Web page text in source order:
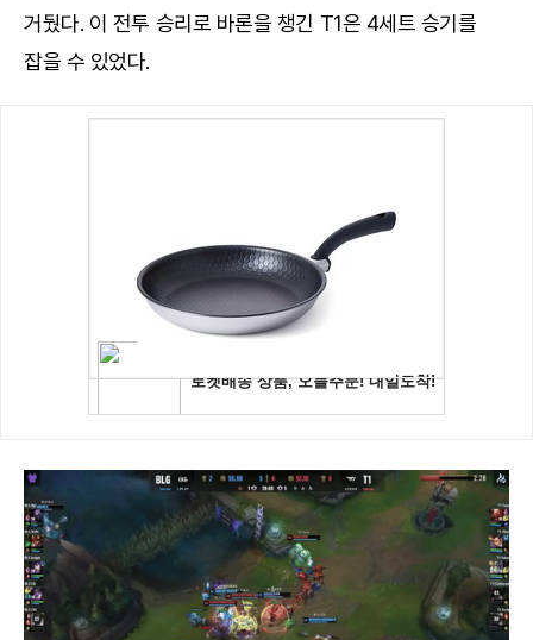
거뒀다. 이 전투 승리로 바론을 챙긴 T1은 4세트 승기를
잡을 수 있었다.